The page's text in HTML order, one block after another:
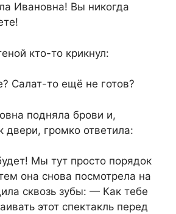
Ивановна! Вы никогда
кто-то крикнул:
Салат-то ещё не готов?
подняла брови и,
двери, громко ответила:
Мы тут просто порядок
она снова посмотрела на
сквозь зубы: — Как тебе
этот спектакль перед